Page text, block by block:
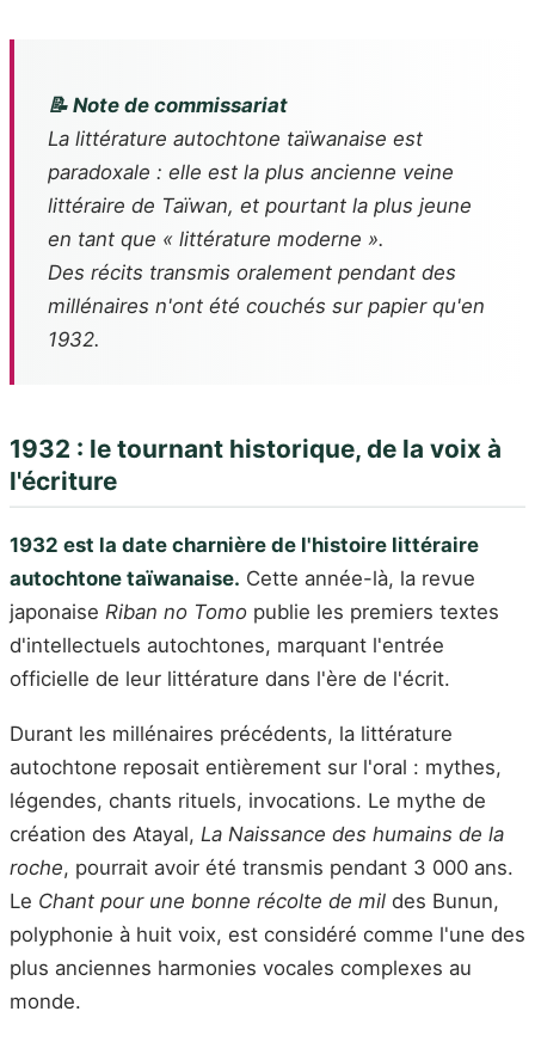
📝 Note de commissariat
La littérature autochtone taïwanaise est
paradoxale : elle est la plus ancienne veine
littéraire de Taïwan, et pourtant la plus jeune
en tant que « littérature moderne ».
Des récits transmis oralement pendant des
millénaires n'ont été couchés sur papier qu'en
1932.
1932 : le tournant historique, de la voix à
l'écriture
1932 est la date charnière de l'histoire littéraire
autochtone taïwanaise. Cette année-là, la revue
japonaise Riban no Tomo publie les premiers textes
d'intellectuels autochtones, marquant l'entrée
officielle de leur littérature dans l'ère de l'écrit.
Durant les millénaires précédents, la littérature
autochtone reposait entièrement sur l'oral : mythes,
légendes, chants rituels, invocations. Le mythe de
création des Atayal, La Naissance des humains de la
roche, pourrait avoir été transmis pendant 3 000 ans.
Le Chant pour une bonne récolte de mil des Bunun,
polyphonie à huit voix, est considéré comme l'une des
plus anciennes harmonies vocales complexes au
monde.